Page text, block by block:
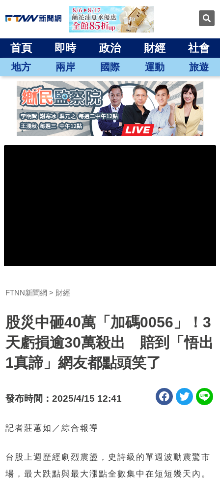
首頁 即時 政治 財經 社會
地方 兩岸 國際 運動 旅遊
FTNN新聞網 財經
股災中砸40萬「加碼0056」！3
天虧損逾30萬殺出 賠到「悟出
1真諦」網友都點頭笑了
發布時間：2025/4/15 12:41
記者莊蕙如／綜合報導
台股上週歷經劇烈震盪，史詩級的單週波動震驚市
場，最大跌點與最大漲點全數集中在短短幾天內。